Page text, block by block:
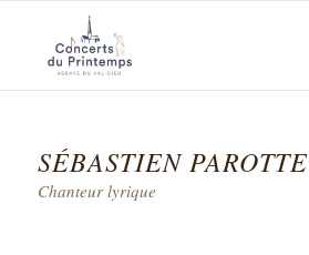
SÉBASTIEN PAROTTE
Chanteur lyrique